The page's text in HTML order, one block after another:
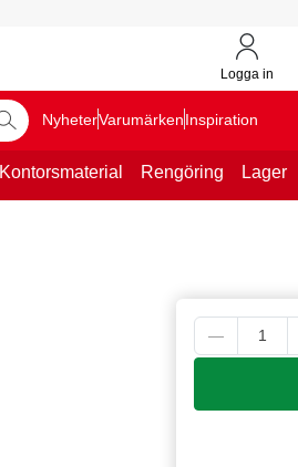
Logga in
NyheterVarumärkenInspiration
Kontorsmaterial Rengöring Lager